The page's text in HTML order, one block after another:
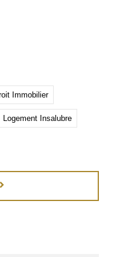
Immobilier
Logement Insalubre